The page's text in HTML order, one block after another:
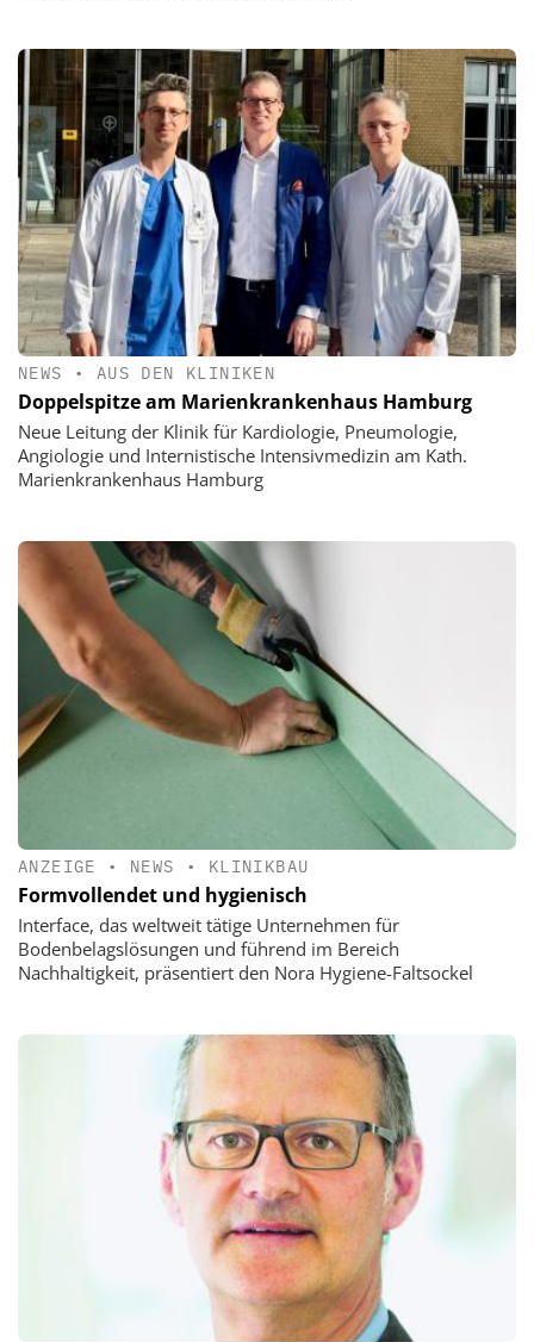
NEWS • AUS DEN KLINIKEN
Doppelspitze am Marienkrankenhaus Hamburg
Neue Leitung der Klinik für Kardiologie, Pneumologie,
Angiologie und Internistische Intensivmedizin am Kath.
Marienkrankenhaus Hamburg
ANZEIGE • NEWS • KLINIKBAU
Formvollendet und hygienisch
Interface, das weltweit tätige Unternehmen für
Bodenbelagslösungen und führend im Bereich
Nachhaltigkeit, präsentiert den Nora Hygiene-Faltsockel